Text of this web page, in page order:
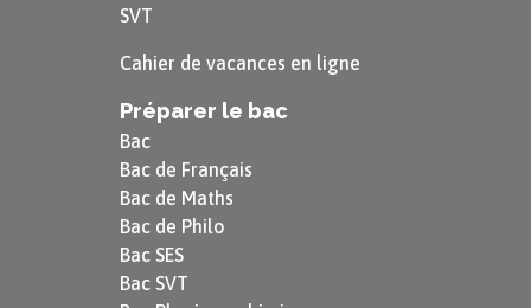
SVT
Cahier de vacances en ligne
Préparer le bac
Bac
Bac de Français
Bac de Maths
Bac de Philo
Bac SES
Bac SVT